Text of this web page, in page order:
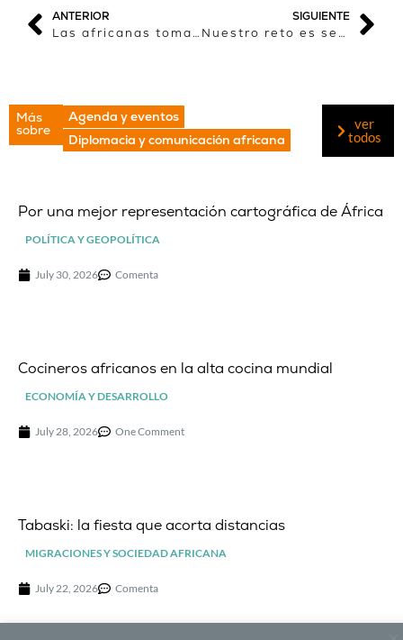
ANTERIOR
Las africanas toman la palabra
SIGUIENTE
Nuestro reto es ser capaces de difundir ampliamente las historias africanas contadas por africanos
Más
sobre
Agenda y eventos
Diplomacia y comunicación africana
ver
todos
Por una mejor representación cartográfica de África
POLÍTICA Y GEOPOLÍTICA
July 30, 2026 Comenta
Cocineros africanos en la alta cocina mundial
ECONOMÍA Y DESARROLLO
July 28, 2026 One Comment
Tabaski: la fiesta que acorta distancias
MIGRACIONES Y SOCIEDAD AFRICANA
July 22, 2026 Comenta